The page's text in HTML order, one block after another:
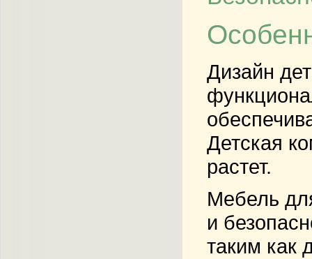
Дизайн
Детская
растет.
Мебель
и
таким как